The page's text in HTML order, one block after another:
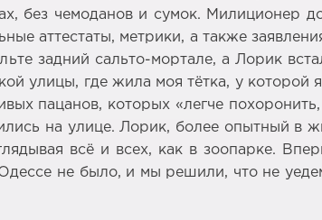
без чемоданов и сумок. Милиционер
аттестаты, метрики, а также
задний сальто-мортале, а Лорик
улицы, где жила моя тётка, у которой
пацанов, которых «легче
на улице. Лорик, более опытный в
всё и всех, как в зоопарке.
не было, и мы решили, что не